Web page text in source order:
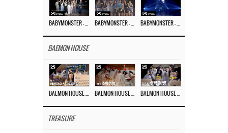
BAEMON HOUSE
TREASURE